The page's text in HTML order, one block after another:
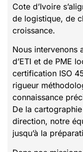
Cote d’Ivoire
de logistique, de
croissance.
Nous intervenons
d’ETI et de PME
certification ISO
rigueur
connaissance
De la
direction, notre
jusqu’à la